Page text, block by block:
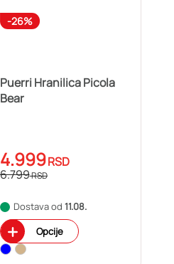
-26%
Puerri Hranilica Picola
Bear
4.999RSD
6.799RSD
Dostava od 11.08.
Opcije